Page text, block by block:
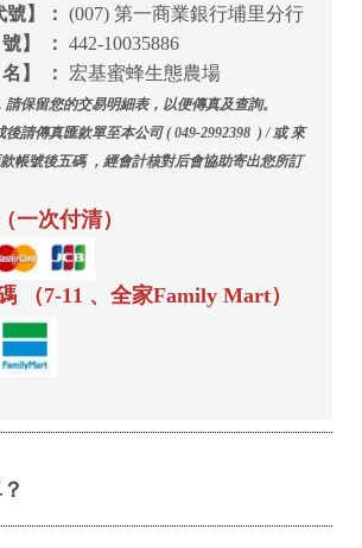
號】： (007) 第一商業銀行埔里分行
】 ： 442-10035886
】 ： 宏基蜜蜂生態農場
請保留您的交易明細表，以便傳真及查詢。
後請傳真匯款單至本公司 ( 049-2992398 ) /或 來
帳號後五碼 ， 經會計核對后會協助寄出您所訂
一次付清）
（7-11 、全家Family Mart）